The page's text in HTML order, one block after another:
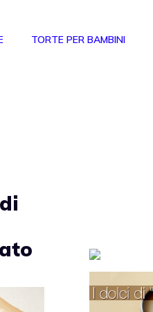
TORTE PER BAMBINI